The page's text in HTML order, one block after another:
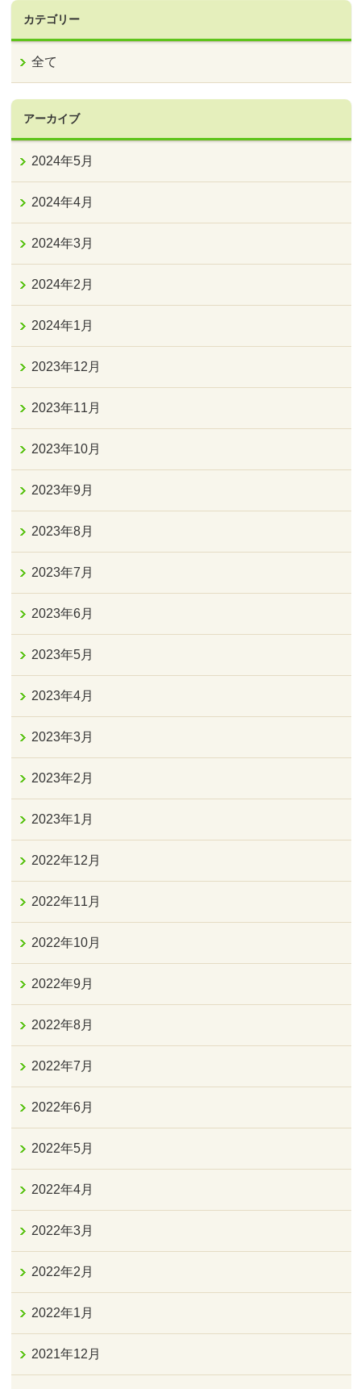
カテゴリー
全て
アーカイブ
2024年5月
2024年4月
2024年3月
2024年2月
2024年1月
2023年12月
2023年11月
2023年10月
2023年9月
2023年8月
2023年7月
2023年6月
2023年5月
2023年4月
2023年3月
2023年2月
2023年1月
2022年12月
2022年11月
2022年10月
2022年9月
2022年8月
2022年7月
2022年6月
2022年5月
2022年4月
2022年3月
2022年2月
2022年1月
2021年12月